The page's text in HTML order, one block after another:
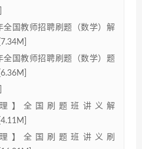
全国教师招聘刷题（数学）解
全国教师招聘刷题（数学）题
理】全国刷题班讲义解
理】全国刷题班讲义刷